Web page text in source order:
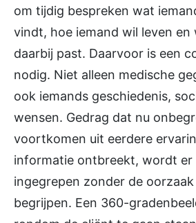
om tijdig bespreken wat
vindt, hoe iemand wil leven en
daarbij past. Daarvoor is een
nodig. Niet alleen medische
ook iemands geschiedenis,
wensen. Gedrag dat nu
voortkomen uit eerdere
informatie ontbreekt, wordt er
ingegrepen zonder de
begrijpen. Een 360-